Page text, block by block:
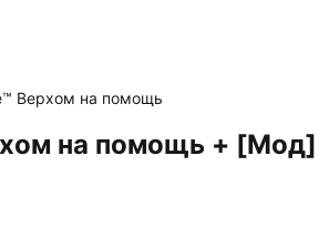
Верхом на помощь
на помощь + [Мод]